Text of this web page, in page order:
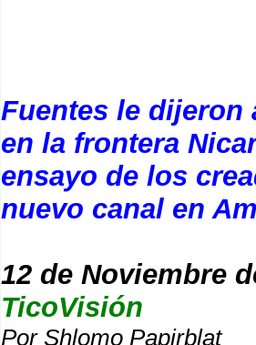
Fuentes le dijeron
en la frontera
ensayo de los
nuevo canal en
12 de Noviembre
TicoVisión
Por Shlomo Papirblat